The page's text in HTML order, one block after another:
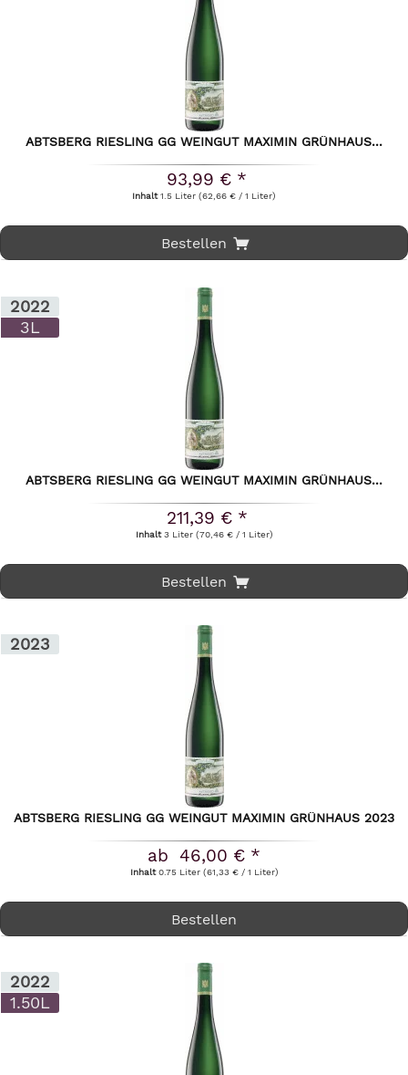
ABTSBERG RIESLING GG WEINGUT MAXIMIN GRÜNHAUS...
93,99 € *
Inhalt1.5 Liter(62,66 € / 1 Liter)
Bestellen
2022
3L
ABTSBERG RIESLING GG WEINGUT MAXIMIN GRÜNHAUS...
211,39 € *
Inhalt3 Liter (70,46 € / 1 Liter)
Bestellen
2023
ABTSBERG RIESLING GG WEINGUT MAXIMIN GRÜNHAUS 2023
ab 46,00 € *
Inhalt0.75 Liter (61,33 € / 1 Liter)
Bestellen
2022
1.50L